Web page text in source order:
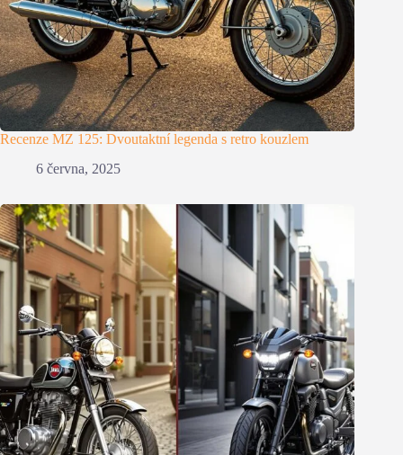
Recenze MZ 125: Dvoutaktní legenda s retro kouzlem
6 června, 2025